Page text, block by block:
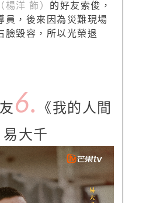
（楊洋 飾）
的好友索俊，
員，後來因為災難現場
臉毀容，所以光榮退
6.
《我的人間
大千